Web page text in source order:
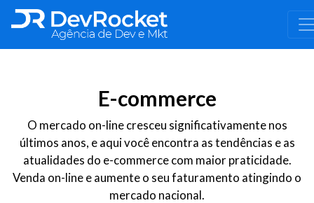
E-commerce
O mercado on-line cresceu significativamente nos
últimos anos, e aqui você encontra as tendências e as
atualidades do e-commerce com maior praticidade.
Venda on-line e aumente o seu faturamento atingindo o
mercado nacional.